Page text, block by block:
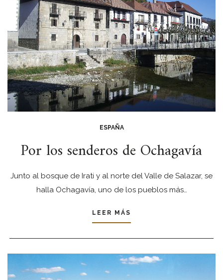
ESPAÑA
Por los senderos de Ochagavía
Junto al bosque de Irati y al norte del Valle de Salazar, se
halla Ochagavía, uno de los pueblos más…
LEER MÁS